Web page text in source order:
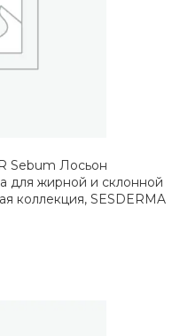
Sebum Лосьон
для жирной и склонной
коллекция, SESDERMA